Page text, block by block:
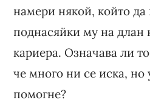
намери някой, който да
поднасяйки му на длан
кариера. Означава ли
че много ни се иска,
помогне?